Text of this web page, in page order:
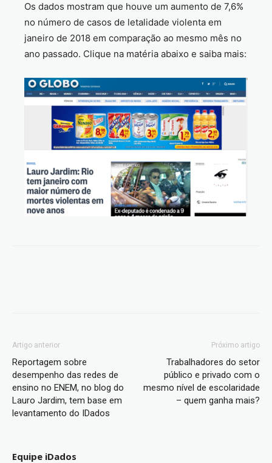
Os dados mostram que houve um aumento de 7,6%
no número de casos de letalidade violenta em
janeiro de 2018 em comparação ao mesmo mês no
ano passado. Clique na matéria abaixo e saiba mais:
Artigo anterior
Reportagem sobre
desempenho das redes de
ensino no ENEM, no blog do
Lauro Jardim, tem base em
levantamento do IDados
Próximo artigo
Trabalhadores do setor
público e privado com o
mesmo nível de escolaridade
– quem ganha mais?
Equipe iDados